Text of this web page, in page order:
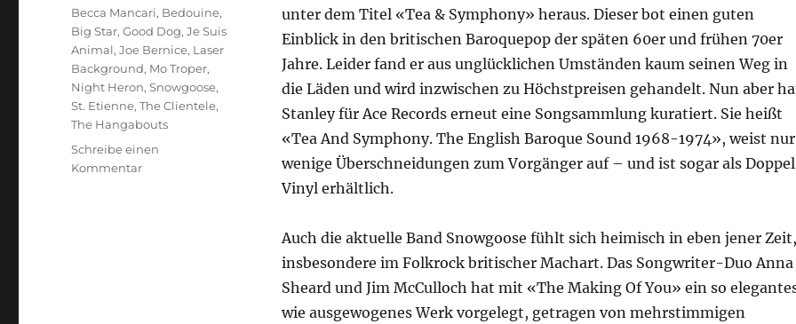
unter dem Titel «Tea & Symphony» heraus. Dieser bot einen guten
Einblick in den britischen Baroquepop der späten 60er und frühen 70er
Jahre. Leider fand er aus unglücklichen Umständen kaum seinen Weg in
die Läden und wird inzwischen zu Höchstpreisen gehandelt. Nun aber
Stanley für Ace Records erneut eine Songsammlung kuratiert. Sie heißt
«Tea And Symphony. The English Baroque Sound 1968-1974», weist nur
wenige Überschneidungen zum Vorgänger auf – und ist sogar als
Vinyl erhältlich.
Auch die aktuelle Band Snowgoose fühlt sich heimisch in eben jener Zeit,
insbesondere im Folkrock britischer Machart. Das Songwriter-Duo Anna
Sheard und Jim McCulloch hat mit «The Making Of You» ein so
wie ausgewogenes Werk vorgelegt, getragen von mehrstimmigen
Schlagwörter
Becca Mancari, Bedouine,
Big Star,Good Dog,Je Suis
Animal,Joe Bernice, Laser
Background, Mo Troper,
Night Heron,Snowgoose,
St. Etienne,The Clientele,
The Hangabouts
Schreibe einen
Kommentarzu